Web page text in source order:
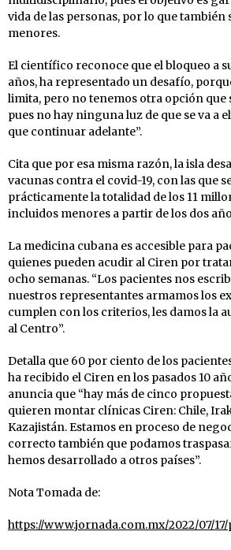
vida de las personas, por lo que también
menores.
El científico reconoce que el bloqueo a
años, ha representado un desafío,
limita, pero no tenemos otra opción que
pues no hay ninguna luz de que se va a
que continuar adelante”.
Cita que por esa misma razón, la isla
vacunas contra el covid-19, con las que
prácticamente la totalidad de los 11
incluidos menores a partir de los dos
La medicina cubana es accesible para
quienes pueden acudir al Ciren por
ocho semanas. “Los pacientes nos
nuestros representantes armamos los
cumplen con los criterios, les damos la
al Centro”.
Detalla que 60 por ciento de los
ha recibido el Ciren en los pasados 10
anuncia que “hay más de cinco
quieren montar clínicas Ciren: Chile,
Kazajistán. Estamos en proceso de
correcto también que podamos
hemos desarrollado a otros países”.
Nota Tomada de:
https://www.jornada.com.mx/2022/07/